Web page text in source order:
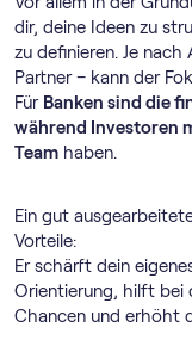
dir, deine Ideen zu
zu definieren. Je
Partner – kann der
Für Banken sind die
während Investoren
Team haben.
Ein gut
Vorteile:
Er schärft dein
Orientierung, hilft bei
Chancen und erhöht